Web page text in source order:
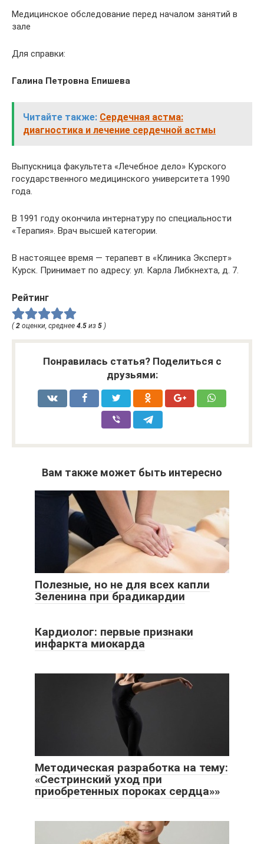
Медицинское обследование перед началом занятий в
зале
Для справки:
Галина Петровна Епишева
Читайте также: Сердечная астма:
диагностика и лечение сердечной астмы
Выпускница факультета «Лечебное дело» Курского
государственного медицинского университета 1990
года.
В 1991 году окончила интернатуру по специальности
«Терапия». Врач высшей категории.
В настоящее время — терапевт в «Клиника Эксперт»
Курск. Принимает по адресу: ул. Карла Либкнехта, д. 7.
Рейтинг
( 2 оценки, среднее 4.5 из 5 )
Понравилась статья? Поделиться с
друзьями:
Вам также может быть интересно
Полезные, но не для всех капли
Зеленина при брадикардии
Кардиолог: первые признаки
инфаркта миокарда
Методическая разработка на тему:
«Сестринский уход при
приобретенных пороках сердца»»